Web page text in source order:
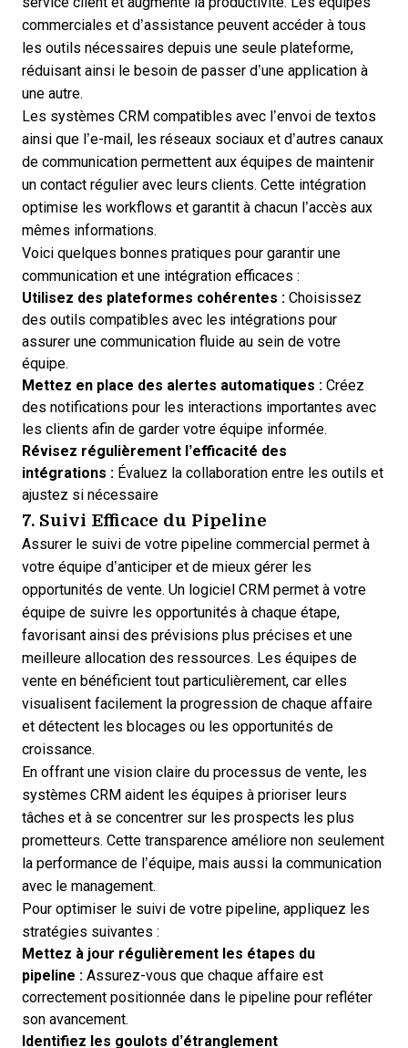
commerciales et d’assistance peuvent accéder à tous
les outils nécessaires depuis une seule plateforme,
réduisant ainsi le besoin de passer d’une application à
une autre.
Les systèmes CRM compatibles avec l’envoi de textos
ainsi que l’e-mail, les réseaux sociaux et d’autres canaux
de communication permettent aux équipes de maintenir
un contact régulier avec leurs clients. Cette intégration
optimise les workflows et garantit à chacun l’accès aux
mêmes informations.
Voici quelques bonnes pratiques pour garantir une
communication et une intégration efficaces :
Utilisez des plateformes cohérentes : Choisissez
des outils compatibles avec les intégrations pour
assurer une communication fluide au sein de votre
équipe.
Mettez en place des alertes automatiques : Créez
des notifications pour les interactions importantes avec
les clients afin de garder votre équipe informée.
Révisez régulièrement l’efficacité des
intégrations : Évaluez la collaboration entre les outils et
ajustez si nécessaire
7. Suivi Efficace du Pipeline
Assurer le suivi de votre pipeline commercial permet à
votre équipe d’anticiper et de mieux gérer les
opportunités de vente. Un logiciel CRM permet à votre
équipe de suivre les opportunités à chaque étape,
favorisant ainsi des prévisions plus précises et une
meilleure allocation des ressources. Les équipes de
vente en bénéficient tout particulièrement, car elles
visualisent facilement la progression de chaque affaire
et détectent les blocages ou les opportunités de
croissance.
En offrant une vision claire du processus de vente, les
systèmes CRM aident les équipes à prioriser leurs
tâches et à se concentrer sur les prospects les plus
prometteurs. Cette transparence améliore non seulement
la performance de l’équipe, mais aussi la communication
avec le management.
Pour optimiser le suivi de votre pipeline, appliquez les
stratégies suivantes :
Mettez à jour régulièrement les étapes du
pipeline : Assurez-vous que chaque affaire est
correctement positionnée dans le pipeline pour refléter
son avancement.
Identifiez les goulots d’étranglement